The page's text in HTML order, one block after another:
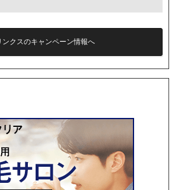
ンクスのキャンペーン情報へ